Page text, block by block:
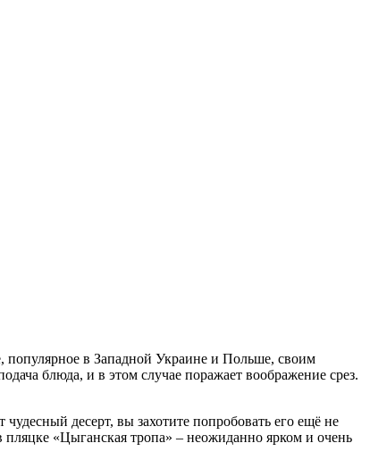
популярное в Западной Украине и Польше, своим
блюда, и в этом случае поражает воображение срез.
десерт, вы захотите попробовать его ещё не
«Цыганская тропа» ‒ неожиданно ярком и очень